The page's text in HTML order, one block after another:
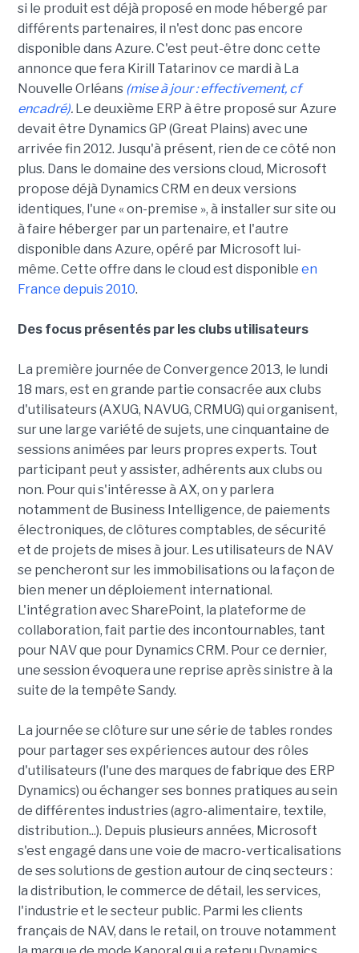
si le produit est déjà proposé en mode hébergé par
différents partenaires, il n'est donc pas encore
disponible dans Azure. C'est peut-être donc cette
annonce que fera Kirill Tatarinov ce mardi à La
Nouvelle Orléans (mise à jour : effectivement, cf
encadré).Le deuxième ERP à être proposé sur Azure
devait être Dynamics GP (Great Plains) avec une
arrivée fin 2012. Jusqu'à présent, rien de ce côté non
plus. Dans le domaine des versions cloud, Microsoft
propose déjà Dynamics CRM en deux versions
identiques, l'une « on-premise », à installer sur site ou
à faire héberger par un partenaire, et l'autre
disponible dans Azure, opéré par Microsoft lui-
même. Cette offre dans le cloud est disponible en
France depuis 2010.
Des focus présentés par les clubs utilisateurs
La première journée de Convergence 2013, le lundi
18 mars, est en grande partie consacrée aux clubs
d'utilisateurs (AXUG, NAVUG, CRMUG) qui organisent,
sur une large variété de sujets, une cinquantaine de
sessions animées par leurs propres experts. Tout
participant peut y assister, adhérents aux clubs ou
non. Pour qui s'intéresse à AX, on y parlera
notamment de Business Intelligence, de paiements
électroniques, de clôtures comptables, de sécurité
et de projets de mises à jour. Les utilisateurs de NAV
se pencheront sur les immobilisations ou la façon de
bien mener un déploiement international.
L'intégration avec SharePoint, la plateforme de
collaboration, fait partie des incontournables, tant
pour NAV que pour Dynamics CRM. Pour ce dernier,
une session évoquera une reprise après sinistre à la
suite de la tempête Sandy.
La journée se clôture sur une série de tables rondes
pour partager ses expériences autour des rôles
d'utilisateurs (l'une des marques de fabrique des ERP
Dynamics) ou échanger ses bonnes pratiques au sein
de différentes industries (agro-alimentaire, textile,
distribution...). Depuis plusieurs années, Microsoft
s'est engagé dans une voie de macro-verticalisations
de ses solutions de gestion autour de cinq secteurs :
la distribution, le commerce de détail, les services,
l'industrie et le secteur public. Parmi les clients
français de NAV, dans le retail, on trouve notamment